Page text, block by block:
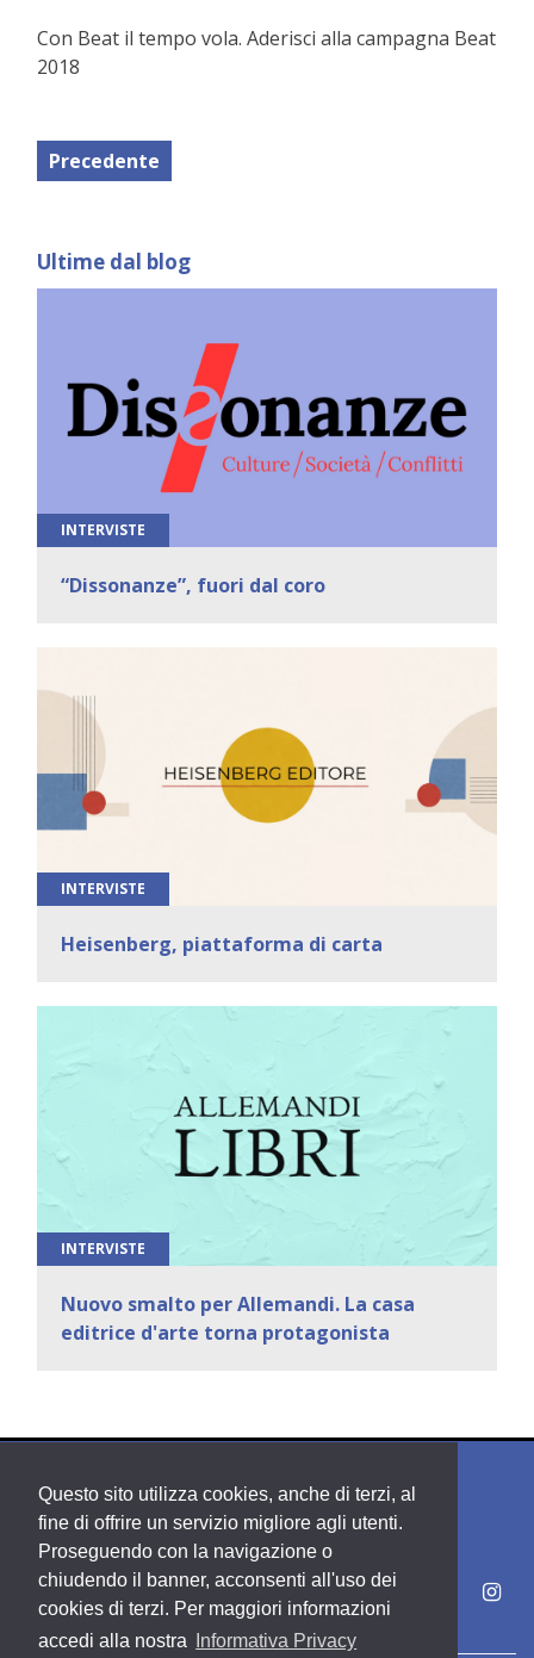
Questo sito utilizza cookies, anche di terzi, al
fine di offrire un servizio migliore agli utenti.
Proseguendo con la navigazione o
chiudendo il banner, acconsenti all'uso dei
cookies di terzi. Per maggiori informazioni
accedi alla nostra
Informativa Privacy
Con Beat il tempo vola. Aderisci alla campagna Beat
2018
Precedente
Ultime dal blog
INTERVISTE
“Dissonanze”, fuori dal coro
INTERVISTE
Heisenberg, piattaforma di carta
INTERVISTE
Nuovo smalto per Allemandi. La casa
editrice d'arte torna protagonista